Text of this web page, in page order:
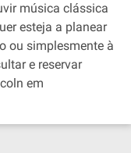
música clássica
esteja a planear
ou simplesmente à
e reservar
em